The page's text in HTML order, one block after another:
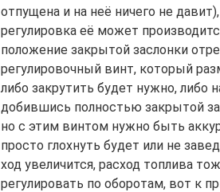
отпущена и на неё ничего не
регулировка её может
положение закрытой заслонки
регулировочный винт, который
либо закрутить будет нужно, либо
добившись полностью закрытой
но с этим винтом нужно быть
просто глохнуть будет или не
ход увеличится, расход топлива
регулировать по оборотам, вот к